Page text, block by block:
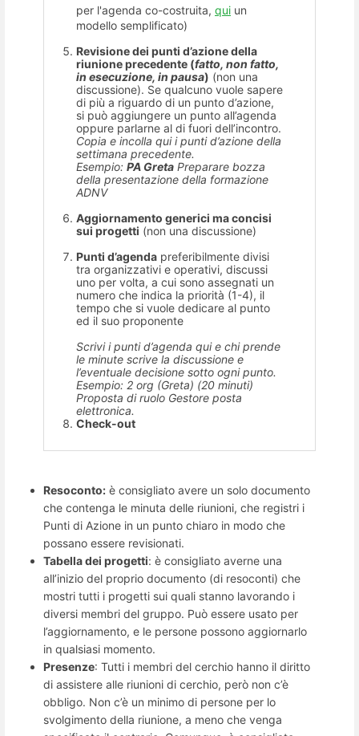
per l'agenda co-costruita, qui un
modello semplificato)
Revisione dei punti d’azione della
riunione precedente (fatto, non fatto,
in esecuzione, in pausa) (non una
discussione). Se qualcuno vuole sapere
di più a riguardo di un punto d’azione,
si può aggiungere un punto all’agenda
oppure parlarne al di fuori dell’incontro.
Copia e incolla qui i punti d’azione della
settimana precedente.
Esempio: PA Greta Preparare bozza
della presentazione della formazione
ADNV
Aggiornamento generici ma concisi
sui progetti (non una discussione)
Punti d’agenda preferibilmente divisi
tra organizzativi e operativi, discussi
uno per volta, a cui sono assegnati un
numero che indica la priorità (1-4), il
tempo che si vuole dedicare al punto
ed il suo proponente
Scrivi i punti d’agenda qui e chi prende
le minute scrive la discussione e
l’eventuale decisione sotto ogni punto.
Esempio: 2 org (Greta) (20 minuti)
Proposta di ruolo Gestore posta
elettronica.
Check-out
Resoconto: è consigliato avere un solo documento
che contenga le minuta delle riunioni, che registri i
Punti di Azione in un punto chiaro in modo che
possano essere revisionati.
Tabella dei progetti: è consigliato averne una
all’inizio del proprio documento (di resoconti) che
mostri tutti i progetti sui quali stanno lavorando i
diversi membri del gruppo. Può essere usato per
l’aggiornamento, e le persone possono aggiornarlo
in qualsiasi momento.
Presenze: Tutti i membri del cerchio hanno il diritto
di assistere alle riunioni di cerchio, però non c’è
obbligo. Non c’è un minimo di persone per lo
svolgimento della riunione, a meno che venga